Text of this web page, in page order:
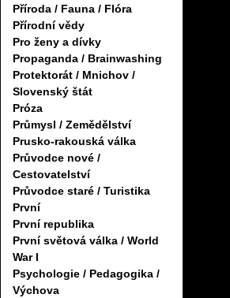
Příroda / Fauna / Flóra
Přírodní vědy
Pro ženy a dívky
Propaganda / Brainwashing
Protektorát / Mnichov /
Slovenský štát
Próza
Průmysl / Zemědělství
Prusko-rakouská válka
Průvodce nové /
Cestovatelství
Průvodce staré / Turistika
První
První republika
První světová válka / World
War I
Psychologie / Pedagogika /
Výchova